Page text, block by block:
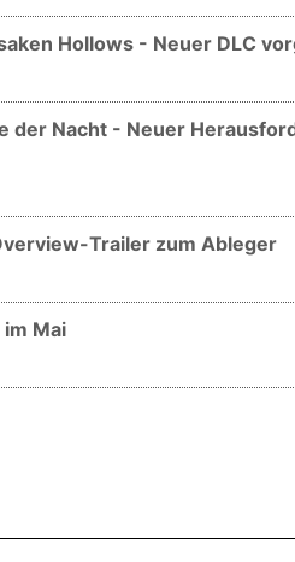
Hollows - Neuer DLC
der Nacht - Neuer
Trailer zum Ableger
Mai